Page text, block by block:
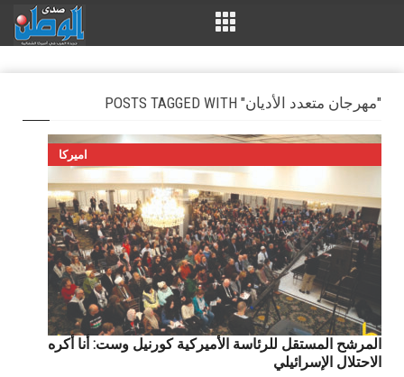
POSTS TAGGED WITH "مهرجان‭ ‬متعدد‭ ‬الأديان"
اميركا
المرشح المستقل للرئاسة الأميركية كورنيل وست: أنا أكره
الاحتلال الإسرائيلي